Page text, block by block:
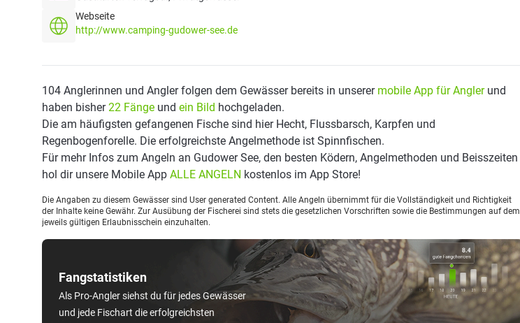
Webseite
http://www.camping-gudower-see.de
Fangstatistiken
Als Pro-Angler siehst du für jedes Gewässer
und jede Fischart die erfolgreichsten
104 Anglerinnen und Angler folgen dem Gewässer bereits in unserer mobile App für Anglerund
haben bisher22 Fänge und ein Bild hochgeladen.
Die am häufigsten gefangenen Fische sind hier Hecht, Flussbarsch, Karpfen und
Regenbogenforelle. Die erfolgreichste Angelmethode ist Spinnfischen.
Für mehr Infos zum Angeln an Gudower See, den besten Ködern, Angelmethoden und Beisszeiten
hol dir unsere Mobile App ALLE ANGELN kostenlos im App Store!
Die Angaben zu diesem Gewässer sind User generated Content. Alle Angeln übernimmt für die Vollständigkeit und Richtigkeit
der Inhalte keine Gewähr. Zur Ausübung der Fischerei sind stets die gesetzlichen Vorschriften sowie die Bestimmungen auf dem
jeweils gültigen Erlaubnisschein einzuhalten.